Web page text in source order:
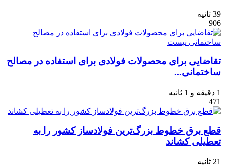
39 ثانیه
906
تقاضایی برای محصولات فولادی برای استفاده در مصالح
ساختمانی...
1 دقیقه و 1 ثانیه
471
قطع برق خطوط بزرگ‌ترین فولادساز کشور را به
تعطیلی کشاند
21 ثانیه